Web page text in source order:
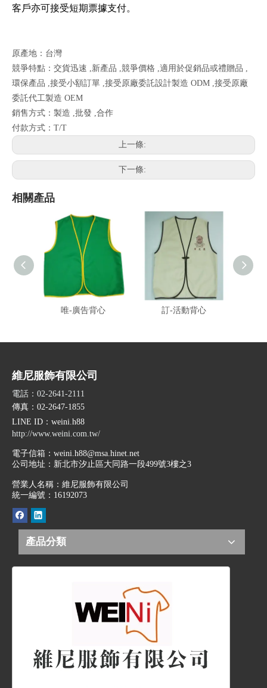
客戶亦可接受短期票據支付。
原產地：台灣
競爭特點：交貨迅速 ,新產品 ,競爭價格 ,適用於促銷品或禮贈品 ,
環保產品 ,接受小額訂單 ,接受原廠委託設計製造 ODM ,接受原廠
委託代工製造 OEM
銷售方式：製造 ,批發 ,合作
付款方式：T/T
上一條:
下一條:
相關產品
唯-廣告背心 訂-活動背心
維尼服飾有限公司
電話：02-2641-2111
傳真：02-2647-1855
LINE ID ：weini.h88
http://www.weini.com.tw/
電子信箱： weini.h88@msa.hinet.net
公司地址： 新北市汐止區大同路一段499號3樓之3
營業人名稱：維尼服飾有限公司
統一編號：16192073
產品分類